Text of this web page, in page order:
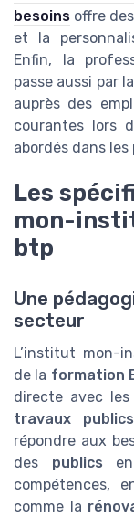
besoins offre
et la
Enfin, la
passe aussi par
auprès des
courantes lors
abordés dans
Les
mon-
btp
Une
secteur
L’institut mon-
de la formation
directe avec
travaux publics
répondre aux
des publics
compétences,
comme la